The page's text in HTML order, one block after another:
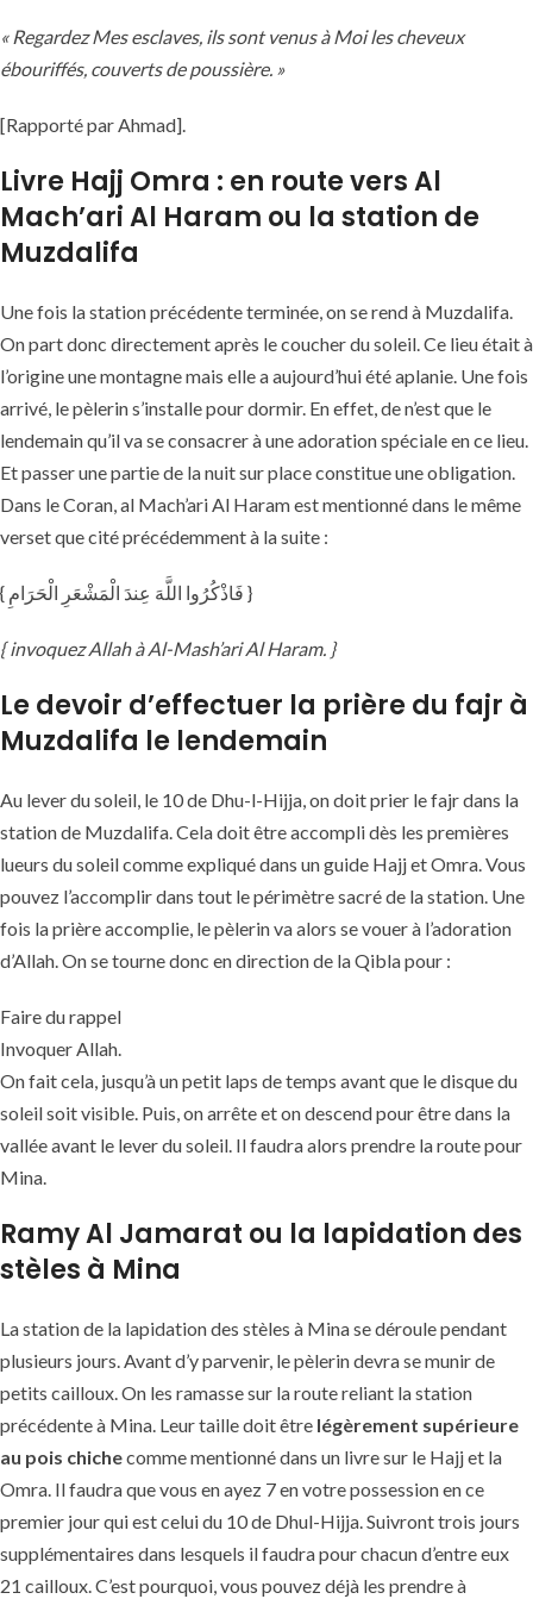
« Regardez Mes esclaves, ils sont venus à Moi les cheveux
ébouriffés, couverts de poussière. »
[Rapporté par Ahmad].
Livre Hajj Omra : en route vers Al
Mach’ari Al Haram ou la station de
Muzdalifa
Une fois la station précédente terminée, on se rend à Muzdalifa.
On part donc directement après le coucher du soleil. Ce lieu était à
l’origine une montagne mais elle a aujourd’hui été aplanie. Une fois
arrivé, le pèlerin s’installe pour dormir. En effet, de n’est que le
lendemain qu’il va se consacrer à une adoration spéciale en ce lieu.
Et passer une partie de la nuit sur place constitue une obligation.
Dans le Coran, al Mach’ari Al Haram est mentionné dans le même
verset que cité précédemment à la suite :
{ فَاذْكُرُوا اللَّهَ عِندَ الْمَشْعَرِ الْحَرَامِ }
{ invoquez Allah à Al-Mash’ari Al Haram. }
Le devoir d’effectuer la prière du fajr à
Muzdalifa le lendemain
Au lever du soleil, le 10 de Dhu-l-Hijja, on doit prier le fajr dans la
station de Muzdalifa. Cela doit être accompli dès les premières
lueurs du soleil comme expliqué dans un guide Hajj et Omra. Vous
pouvez l’accomplir dans tout le périmètre sacré de la station. Une
fois la prière accomplie, le pèlerin va alors se vouer à l’adoration
d’Allah. On se tourne donc en direction de la Qibla pour :
Faire du rappel
Invoquer Allah.
On fait cela, jusqu’à un petit laps de temps avant que le disque du
soleil soit visible. Puis, on arrête et on descend pour être dans la
vallée avant le lever du soleil. Il faudra alors prendre la route pour
Mina.
Ramy Al Jamarat ou la lapidation des
stèles à Mina
La station de la lapidation des stèles à Mina se déroule pendant
plusieurs jours. Avant d’y parvenir, le pèlerin devra se munir de
petits cailloux. On les ramasse sur la route reliant la station
précédente à Mina. Leur taille doit être légèrement supérieure
au pois chichecomme mentionné dans un livre sur le Hajj et la
Omra. Il faudra que vous en ayez 7 en votre possession en ce
premier jour qui est celui du 10 de Dhul-Hijja. Suivront trois jours
supplémentaires dans lesquels il faudra pour chacun d’entre eux
21 cailloux. C’est pourquoi, vous pouvez déjà les prendre à